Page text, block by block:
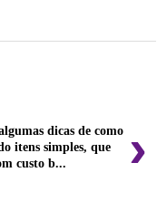
›
dicas de como
itens simples, que
custo b...